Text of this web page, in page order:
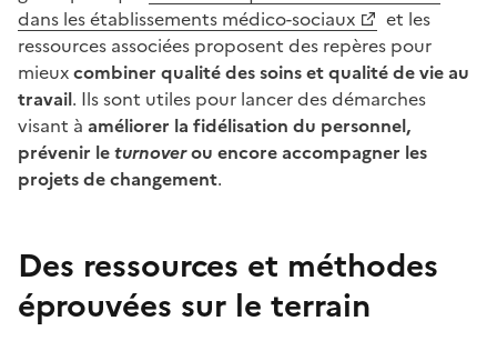
dans les établissements médico-sociaux
et les
ressources associées proposent des repères pour
mieuxcombiner qualité des soins et qualité de vie au
travail. Ils sont utiles pour lancer des démarches
visant à améliorer la fidélisation du personnel,
prévenir leturnoverou encore accompagner les
projets de changement.
Des ressources et méthodes
éprouvées sur le terrain